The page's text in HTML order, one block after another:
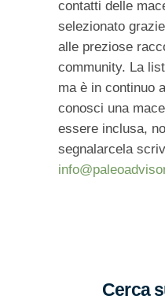
contatti delle
selezionato
alle preziose
community. La
ma è in continuo
conosci una
essere inclusa,
segnalarcela
Cerca